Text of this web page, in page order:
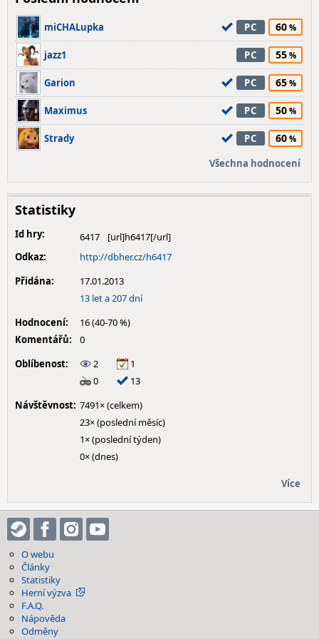
miCHALupka PC 60
jazz1 PC 55
Garion PC 65
Maximus PC 50
Strady PC 60
Všechna hodnocení
Statistiky
Id hry:
6417
Odkaz:
http://dbher.cz/h6417
Přidána:
17.01.2013
13 let a 207 dní
Hodnocení:
16 (40-70 %)
Komentářů:
0
Oblíbenost:
2
1
0
13
Návštěvnost: 7491× (celkem)
23× (poslední měsíc)
1× (poslední týden)
0× (dnes)
Více
O webu
Články
Statistiky
Herní výzva
F.A.Q.
Nápověda
Odměny